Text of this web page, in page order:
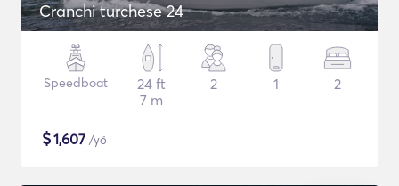
Cranchi turchese 24
Speedboat
24 ft
7 m
2 1 2
$1,607 /yö